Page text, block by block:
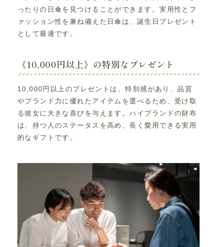
ったりの日傘を見つけることができます。実用性とフ
ァッション性を兼ね備えた日傘は、誕生日プレゼント
として最適です。
《10,000円以上》の特別なプレゼント
10,000円以上のプレゼントは、特別感があり、品質
やブランド力に優れたアイテムを選べるため、受け取
る彼女に大きな喜びを与えます。ハイブランドの財布
は、持つ人のステータスを高め、長く愛用できる実用
的なギフトです。